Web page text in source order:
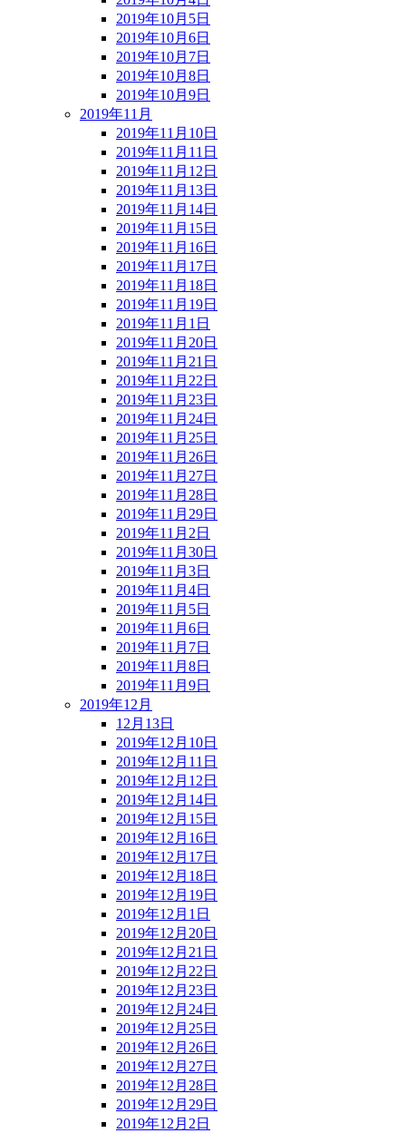
2019年10月5日
2019年10月6日
2019年10月7日
2019年10月8日
2019年10月9日
2019年11月
2019年11月10日
2019年11月11日
2019年11月12日
2019年11月13日
2019年11月14日
2019年11月15日
2019年11月16日
2019年11月17日
2019年11月18日
2019年11月19日
2019年11月1日
2019年11月20日
2019年11月21日
2019年11月22日
2019年11月23日
2019年11月24日
2019年11月25日
2019年11月26日
2019年11月27日
2019年11月28日
2019年11月29日
2019年11月2日
2019年11月30日
2019年11月3日
2019年11月4日
2019年11月5日
2019年11月6日
2019年11月7日
2019年11月8日
2019年11月9日
2019年12月
12月13日
2019年12月10日
2019年12月11日
2019年12月12日
2019年12月14日
2019年12月15日
2019年12月16日
2019年12月17日
2019年12月18日
2019年12月19日
2019年12月1日
2019年12月20日
2019年12月21日
2019年12月22日
2019年12月23日
2019年12月24日
2019年12月25日
2019年12月26日
2019年12月27日
2019年12月28日
2019年12月29日
2019年12月2日